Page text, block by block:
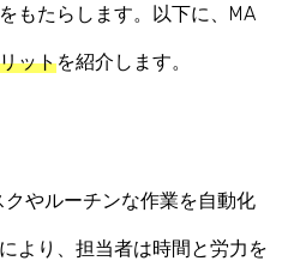
もたらします。以下に、MA
ットを紹介します。
やルーチンな作業を自動化
より、担当者は時間と労力を